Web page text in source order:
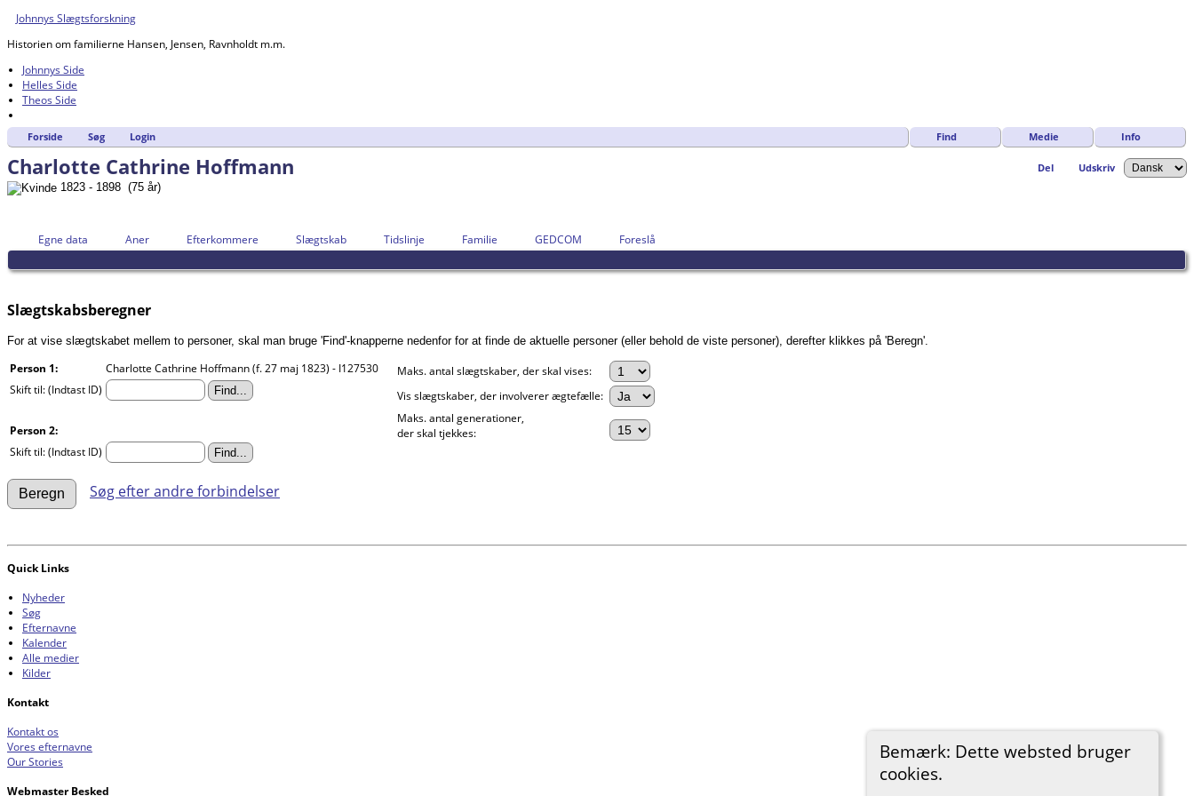
Johnnys Slægtsforskning
Historien om familierne Hansen, Jensen, Ravnholdt m.m.
Johnnys Side
Helles Side
Theos Side
Find Medie Info
Forside Søg Login
Del Udskriv
Bemærk: Dette websted bruger
cookies.
Charlotte Cathrine Hoffmann
1823 - 1898 (75 år)
Egne data Aner Efterkommere Slægtskab Tidslinje Familie GEDCOM Foreslå
Slægtskabsberegner
For at vise slægtskabet mellem to personer, skal man bruge 'Find'-knapperne nedenfor for at finde de aktuelle personer (eller behold de viste personer), derefter klikkes på 'Beregn'.
Person 1:
Charlotte Cathrine Hoffmann (f. 27 maj 1823) - I127530
Skift til: (Indtast ID)
Person 2:
Skift til: (Indtast ID)
Maks. antal slægtskaber, der skal vises:
Vis slægtskaber, der involverer ægtefælle:
Maks. antal generationer,
der skal tjekkes:
Søg efter andre forbindelser
Quick Links
Nyheder
Søg
Efternavne
Kalender
Alle medier
Kilder
Kontakt
Kontakt os
Vores efternavne
Our Stories
Webmaster Besked